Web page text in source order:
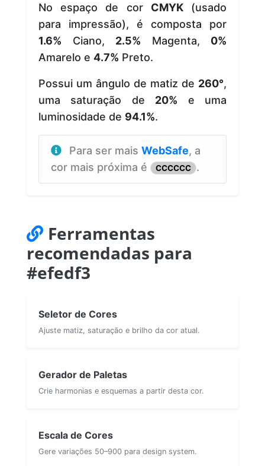
No espaço de cor CMYK(usado
para impressão), é composta por
1.6% Ciano, 2.5% Magenta, 0%
Amarelo e 4.7% Preto.
Possui um ângulo de matiz de 260°,
uma saturação de 20% e uma
luminosidade de 94.1%.
Para ser mais WebSafe, a
cor mais próxima é
CCCCCC .
Ferramentas
recomendadas para
#efedf3
Seletor de Cores
Ajuste matiz, saturação e brilho da cor atual.
Gerador de Paletas
Crie harmonias e esquemas a partir desta cor.
Escala de Cores
Gere variações 50–900 para design system.